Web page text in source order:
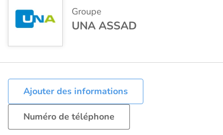
Groupe
UNA ASSAD
Ajouter des informations
Numéro de téléphone